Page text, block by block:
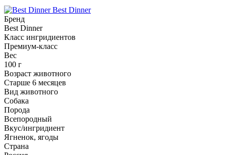
Best Dinner
Бренд
Best Dinner
Класс ингридиентов
Премиум-класс
Вес
100 г
Возраст животного
Старше 6 месяцев
Вид животного
Собака
Порода
Всепородный
Вкус/ингридиент
Ягненок, ягоды
Страна